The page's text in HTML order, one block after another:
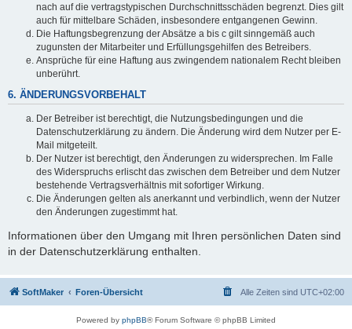
nach auf die vertragstypischen Durchschnittsschäden begrenzt. Dies gilt
auch für mittelbare Schäden, insbesondere entgangenen Gewinn.
Die Haftungsbegrenzung der Absätze a bis c gilt sinngemäß auch
zugunsten der Mitarbeiter und Erfüllungsgehilfen des Betreibers.
Ansprüche für eine Haftung aus zwingendem nationalem Recht bleiben
unberührt.
6. ÄNDERUNGSVORBEHALT
Der Betreiber ist berechtigt, die Nutzungsbedingungen und die
Datenschutzerklärung zu ändern. Die Änderung wird dem Nutzer per E-
Mail mitgeteilt.
Der Nutzer ist berechtigt, den Änderungen zu widersprechen. Im Falle
des Widerspruchs erlischt das zwischen dem Betreiber und dem Nutzer
bestehende Vertragsverhältnis mit sofortiger Wirkung.
Die Änderungen gelten als anerkannt und verbindlich, wenn der Nutzer
den Änderungen zugestimmt hat.
Informationen über den Umgang mit Ihren persönlichen Daten sind
in der Datenschutzerklärung enthalten.
SoftMaker Foren-Übersicht Alle Zeiten sind UTC+02:00
Powered by phpBB® Forum Software © phpBB Limited